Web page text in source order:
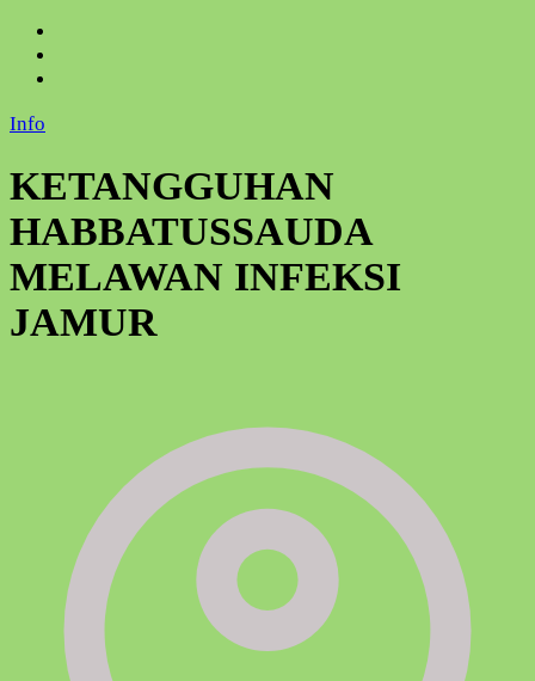
Info
KETANGGUHAN
HABBATUSSAUDA
MELAWAN INFEKSI
JAMUR